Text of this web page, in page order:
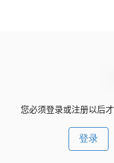
您必须登录或注册以后
登录